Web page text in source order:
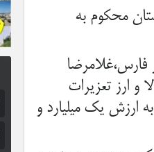
محکوم به
فارس،غلامرضا
و ارز تعزیرات
قاچاق به ارزش یک میلیارد و